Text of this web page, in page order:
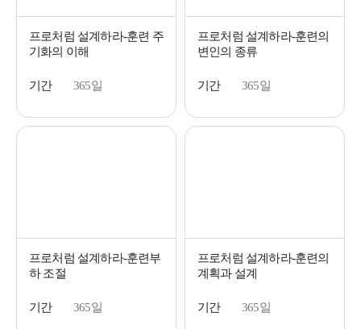
프로처럼 설계하라-훈련 주
기화의 이해
기간 365일
프로처럼 설계하라-훈련의
변인의 종류
기간 365일
프로처럼 설계하라-훈련부
하 조절
기간 365일
프로처럼 설계하라-훈련의
계획과 설계
기간 365일